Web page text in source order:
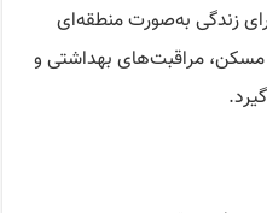
زندگی به‌صورت منطقه‌ای
مسکن، مراقبت‌های بهداشتی و